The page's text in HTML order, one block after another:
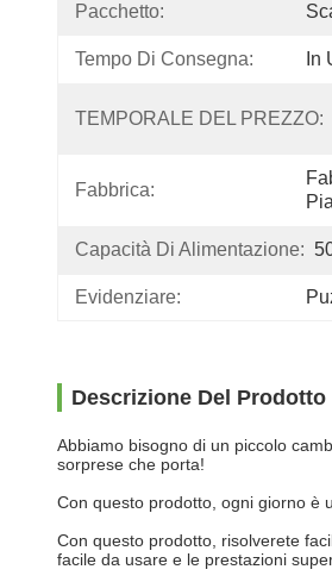
Pacchetto:
Tempo Di Consegna: In
TEMPORALE DEL PREZZO:
Fabbrica:
Capacità Di Alimentazione:
Evidenziare:
Descrizione Del Prodotto
Abbiamo bisogno di un piccolo
sorprese che porta!
Con questo prodotto, ogni giorno è
Con questo prodotto, risolverete
facile da usare e le prestazioni